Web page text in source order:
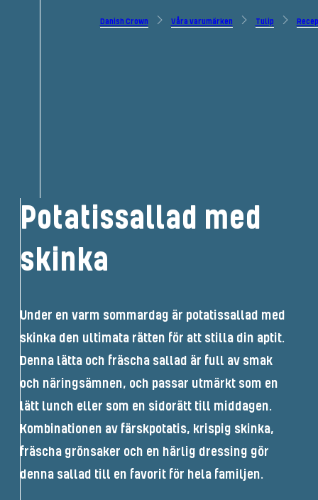
Danish Crown Våra varumärken Tulip
Potatissallad med
skinka
Under en varm sommardag är potatissallad med
skinka den ultimata rätten för att stilla din aptit.
Denna lätta och fräscha sallad är full av smak
och näringsämnen, och passar utmärkt som en
lätt lunch eller som en sidorätt till middagen.
Kombinationen av färskpotatis, krispig skinka,
fräscha grönsaker och en härlig dressing gör
denna sallad till en favorit för hela familjen.